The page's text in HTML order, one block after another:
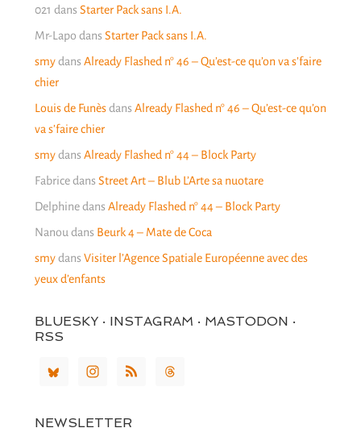
021 dans Starter Pack sans I.A.
Mr-Lapo dans Starter Pack sans I.A.
smydans Already Flashed n° 46 – Qu’est-ce qu’on va s’faire
chier
Louis de Funèsdans Already Flashed n° 46 – Qu’est-ce qu’on
va s’faire chier
smydans Already Flashed n° 44 – Block Party
Fabricedans Street Art – Blub L’Arte sa nuotare
Delphinedans Already Flashed n° 44 – Block Party
Nanou dans Beurk 4 – Mate de Coca
smydans Visiter l’Agence Spatiale Européenne avec des
yeux d’enfants
BLUESKY · INSTAGRAM · MASTODON ·
RSS
NEWSLETTER